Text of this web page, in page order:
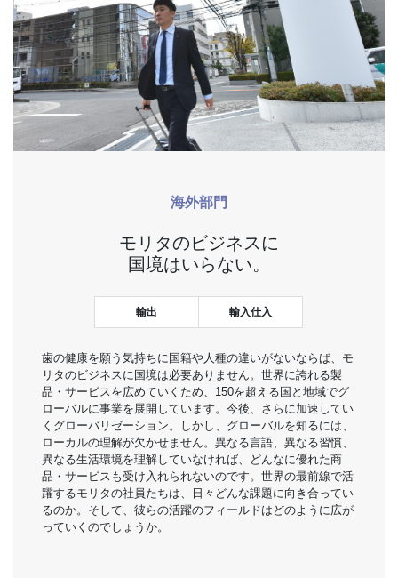
海外部門
モリタのビジネスに
国境はいらない。
輸出 輸入仕入
歯の健康を願う気持ちに国籍や人種の違いがないならば、モ
リタのビジネスに国境は必要ありません。世界に誇れる製
品・サービスを広めていくため、150を超える国と地域でグ
ローバルに事業を展開しています。今後、さらに加速してい
くグローバリゼーション。しかし、グローバルを知るには、
ローカルの理解が欠かせません。異なる言語、異なる習慣、
異なる生活環境を理解していなければ、どんなに優れた商
品・サービスも受け入れられないのです。世界の最前線で活
躍するモリタの社員たちは、日々どんな課題に向き合ってい
るのか。そして、彼らの活躍のフィールドはどのように広が
っていくのでしょうか。